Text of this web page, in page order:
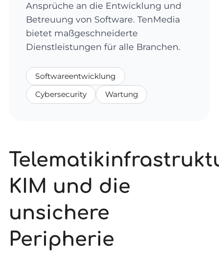
Ansprüche an die Entwicklung und
Betreuung von Software. TenMedia
bietet maßgeschneiderte
Dienstleistungen für alle Branchen.
Softwareentwicklung
Cybersecurity
Wartung
KIM und die
unsichere
Peripherie